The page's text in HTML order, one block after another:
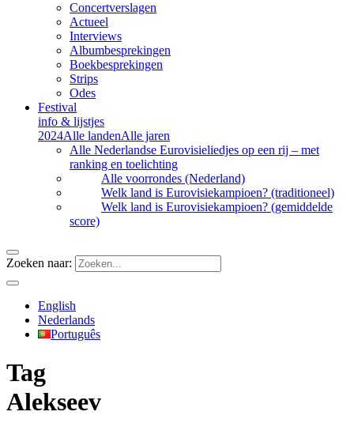
Concertverslagen
Actueel
Interviews
Albumbesprekingen
Boekbesprekingen
Strips
Odes
Festival
info & lijstjes
2024Alle landenAlle jaren
Alle Nederlandse Eurovisieliedjes op een rij – met
ranking en toelichting
Alle voorrondes (Nederland)
Welk land is Eurovisiekampioen? (traditioneel)
Welk land is Eurovisiekampioen? (gemiddelde
score)
Zoeken naar:
English
Nederlands
Português
Tag
Alekseev